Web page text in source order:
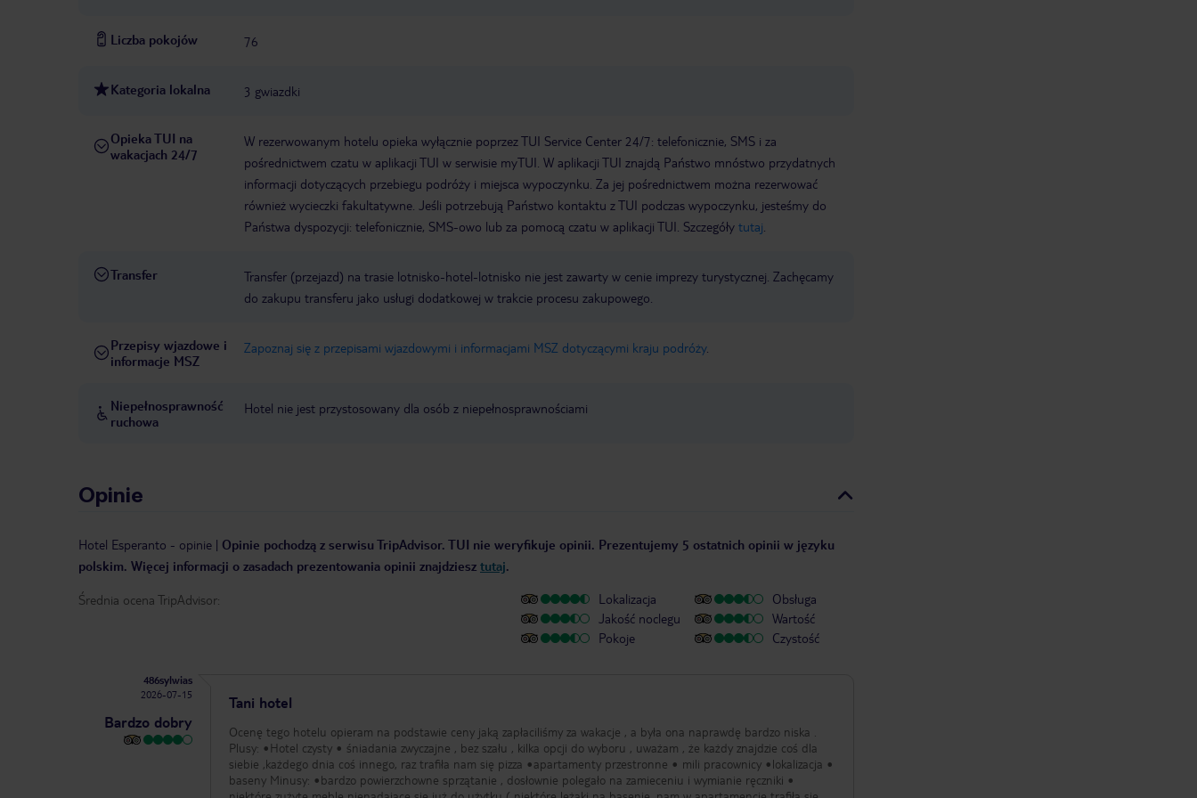
Liczba pokojów 76
Kategoria lokalna 3 gwiazdki
Opieka TUI na
wakacjach 24/7
W rezerwowanym hotelu opieka wyłącznie poprzez TUI Service Center 24/7: telefonicznie, SMS i za
pośrednictwem czatu w aplikacji TUI w serwisie myTUI. W aplikacji TUI znajdą Państwo mnóstwo przydatnych
informacji dotyczących przebiegu podróży i miejsca wypoczynku. Za jej pośrednictwem można rezerwować
również wycieczki fakultatywne. Jeśli potrzebują Państwo kontaktu z TUI podczas wypoczynku, jesteśmy do
Państwa dyspozycji: telefonicznie, SMS-owo lub za pomocą czatu w aplikacji TUI. Szczegóły tutaj
Transfer
Transfer (przejazd) na trasie lotnisko-hotel-lotnisko nie jest zawarty w cenie imprezy turystycznej. Zachęcamy
do zakupu transferu jako usługi dodatkowej w trakcie procesu zakupowego.
Przepisy wjazdowe i
informacje MSZ
Zapoznaj się z przepisami wjazdowymi i informacjami MSZ dotyczącymi kraju podróży.
Niepełnosprawność
ruchowa
Hotel nie jest przystosowany dla osób z niepełnosprawnościami
Opinie
Hotel Esperanto - opinie | Opinie pochodzą z serwisu TripAdvisor. TUI nie weryfikuje opinii. Prezentujemy 5 ostatnich opinii w języku
polskim. Więcej informacji o zasadach prezentowania opinii znajdziesz tutaj.
Średnia ocena TripAdvisor:
Lokalizacja
Jakość noclegu
Pokoje
Obsługa
Wartość
Czystość
486sylwias
2026-07-15
Bardzo dobry
Tani hotel
Ocenę tego hotelu opieram na podstawie ceny jaką zapłaciliśmy za wakacje , a była ona naprawdę bardzo niska .
Plusy: •Hotel czysty • śniadania zwyczajne , bez szału , kilka opcji do wyboru , uważam , że każdy znajdzie coś dla
siebie ,każdego dnia coś innego, raz trafiła nam się pizza •apartamenty przestronne • mili pracownicy •lokalizacja •
baseny Minusy: •bardzo powierzchowne sprzątanie , dosłownie polegało na zamieceniu i wymianie ręczniki •